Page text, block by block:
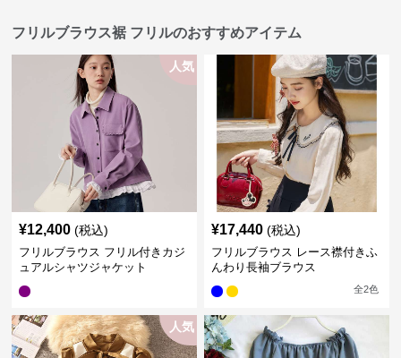
フリルブラウス裾 フリルのおすすめアイテム
人気
¥12,400 (税込)
フリルブラウス フリル付きカジ
ュアルシャツジャケット
¥17,440 (税込)
フリルブラウス レース襟付きふ
んわり長袖ブラウス
全2色
人気